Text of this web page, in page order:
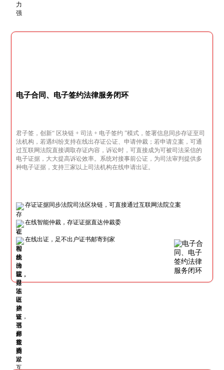
电子合同、电子签约法律服务闭环
君子签，创新“ 区块链 + 司法 + 电子签约 ”模式，签署信息同步存证至司
法机构，若遇纠纷支持在线出存证公证、申请仲裁；若申请立案，可通
过互联网法院直接调取存证内容，诉讼时，可直接成为可被司法采信的
电子证据，大大提高诉讼效率。系统对接事前公证，为司法审判提供多
种电子证据，支持三家以上司法机构在线申请出证。
存证证据同步法院司法区块链，可直接通过互联网法院立案
在线智能仲裁，存证证据直达仲裁委
在线出证，足不出户证书邮寄到家